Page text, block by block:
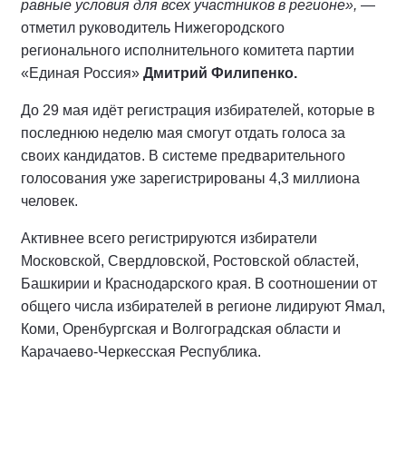
равные условия для всех участников в регионе», —
отметил руководитель Нижегородского
регионального исполнительного комитета партии
«Единая Россия» Дмитрий Филипенко.
До 29 мая идёт регистрация избирателей, которые в
последнюю неделю мая смогут отдать голоса за
своих кандидатов. В системе предварительного
голосования уже зарегистрированы 4,3 миллиона
человек.
Активнее всего регистрируются избиратели
Московской, Свердловской, Ростовской областей,
Башкирии и Краснодарского края. В соотношении от
общего числа избирателей в регионе лидируют Ямал,
Коми, Оренбургская и Волгоградская области и
Карачаево-Черкесская Республика.